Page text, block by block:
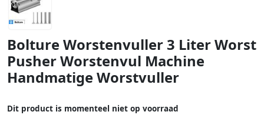
Bolture Worstenvuller 3 Liter Worst
Pusher Worstenvul Machine
Handmatige Worstvuller
Dit product is momenteel niet op voorraad